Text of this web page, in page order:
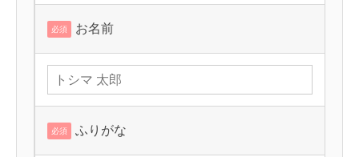
必須 お名前
必須 ふりがな